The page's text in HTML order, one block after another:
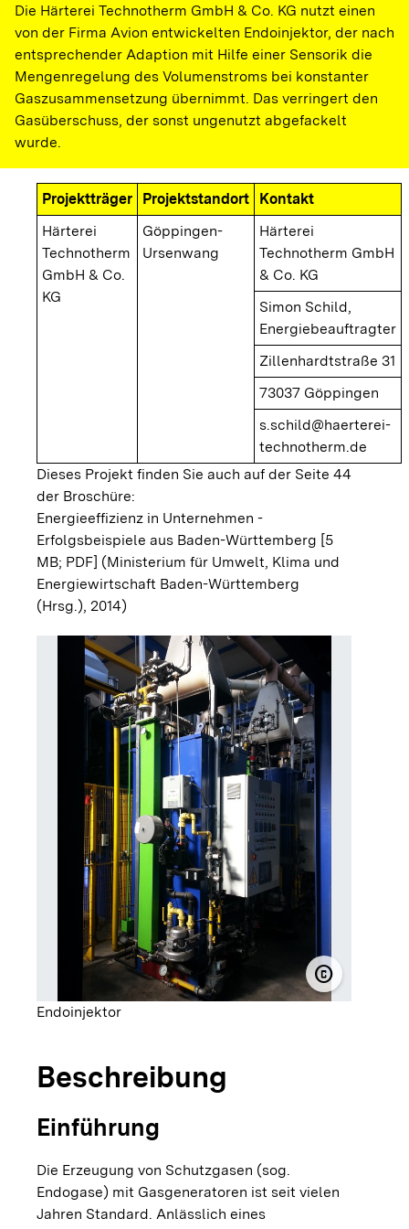
Die Härterei Technotherm GmbH & Co. KG nutzt einen
von der Firma Avion entwickelten Endoinjektor, der nach
entsprechender Adaption mit Hilfe einer Sensorik die
Mengenregelung des Volumenstroms bei konstanter
Gaszusammensetzung übernimmt. Das verringert den
Gasüberschuss, der sonst ungenutzt abgefackelt
wurde.
Projektträger Projektstandort
Kontakt
Härterei
Technotherm
GmbH & Co.
KG
Göppingen-
Ursenwang
Härterei
Technotherm GmbH
& Co. KG
Simon Schild,
Energiebeauftragter
Zillenhardtstraße 31
73037 Göppingen
s.schild@haerterei-
technotherm.de
Dieses Projekt finden Sie auch auf der Seite 44
der Broschüre:
Energieeffizienz in Unternehmen -
Erfolgsbeispiele aus Baden-Württemberg [5
MB; PDF] (Ministerium für Umwelt, Klima und
Energiewirtschaft Baden-Württemberg
(Hrsg.), 2014)
copyright© Härterei
Endoinjektor
Beschreibung
Einführung
Die Erzeugung von Schutzgasen (sog.
Endogase) mit Gasgeneratoren ist seit vielen
Jahren Standard. Anlässlich eines